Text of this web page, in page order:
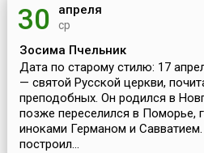
30 апреля
ср
Зосима Пчельник
Дата по старому стилю: 17
— святой Русской церкви,
преподобных. Он родился в
позже переселился в Поморье,
иноками Германом и
построил...